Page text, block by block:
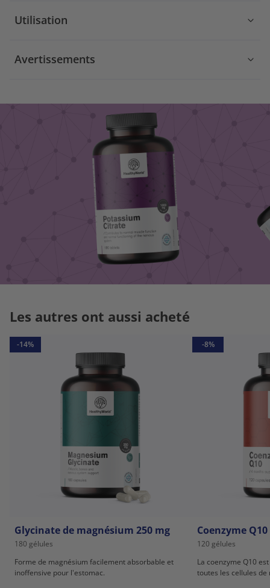
Utilisation
Avertissements
Les autres ont aussi acheté
-14%
Glycinate de magnésium 250 mg
180 gélules
Forme de magnésium facilement absorbable et
inoffensive pour l'estomac.
-8%
Coenzyme
120 gélules
La coenzyme Q10
toutes les cellules de